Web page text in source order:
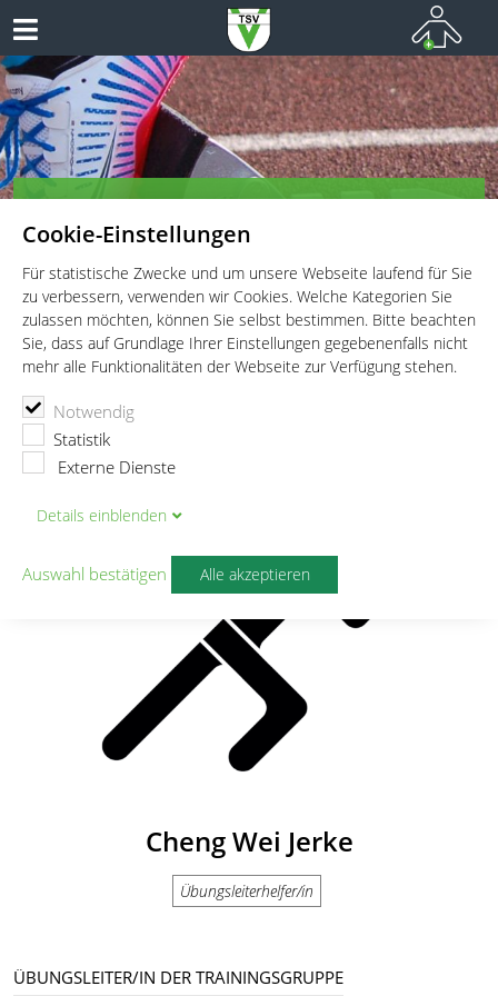
Cookie-Einstellungen
Für statistische Zwecke und um unsere Webseite laufend für Sie
zu verbessern, verwenden wir Cookies. Welche Kategorien Sie
zulassen möchten, können Sie selbst bestimmen. Bitte beachten
Sie, dass auf Grundlage Ihrer Einstellungen gegebenenfalls nicht
mehr alle Funktionalitäten der Webseite zur Verfügung stehen.
Notwendig
Statistik
Externe Dienste
Details einblenden
Auswahl bestätigen Alle akzeptieren
Leichtathletik für Wettkämpfer, Leistungssportler und
Freitzeitathleten
TSV Vaterstetten e.V.
Cheng Wei Jerke
Cheng Wei Jerke
Übungsleiterhelfer/in
ÜBUNGSLEITER/IN DER TRAININGSGRUPPE